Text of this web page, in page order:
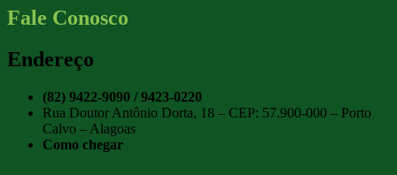
Fale Conosco
Endereço
(82) 9422-9090 / 9423-0220
Rua Doutor Antônio Dorta, 18 – CEP: 57.900-000 – Porto
Calvo – Alagoas
Como chegar